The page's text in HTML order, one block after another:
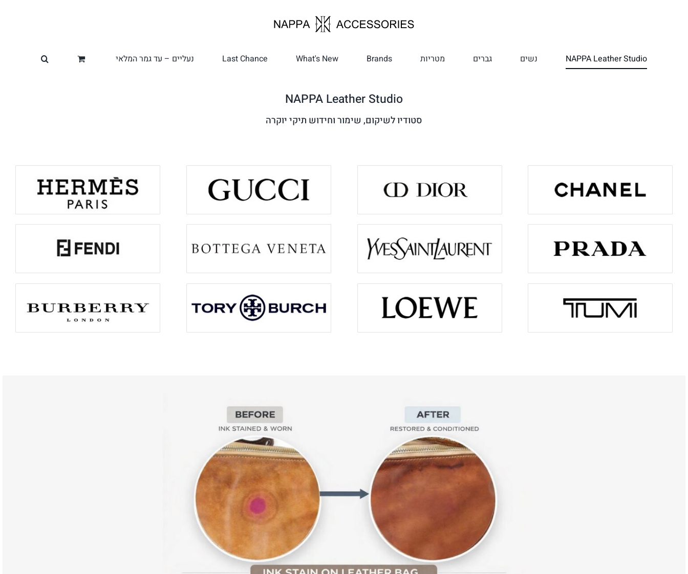
NAPPA Leather Studio נשים גברים מטריות Brands
What's New
Last Chance נעליים – עד גמר המלאי
NAPPA Leather Studio
סטודיו לשיקום, שימור וחידוש תיקי יוקרה